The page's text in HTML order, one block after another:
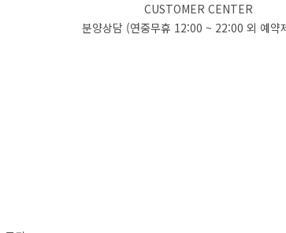
CUSTOMER CENTER
분양상담 (연중무휴 12:00 ~ 22:00 외 예약